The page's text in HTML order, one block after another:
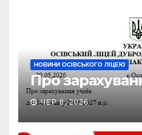
НОВИНИ ОСІВСЬКОГО ЛІЦЕЮ
Про
ЧЕР 8, 2026